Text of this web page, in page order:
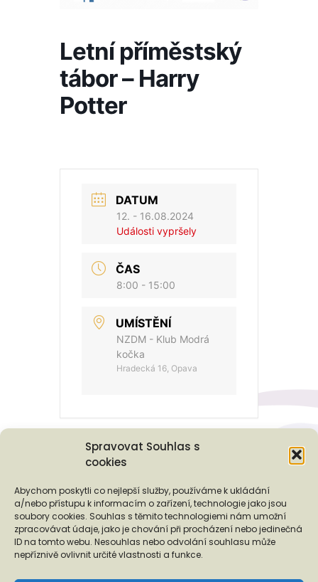
Spravovat Souhlas s
cookies
Abychom poskytli co nejlepší služby, používáme k ukládání
a/nebo přístupu k informacím o zařízení, technologie jako jsou
soubory cookies. Souhlas s těmito technologiemi nám umožní
zpracovávat údaje, jako je chování při procházení nebo jedinečná
ID na tomto webu. Nesouhlas nebo odvolání souhlasu může
nepříznivě ovlivnit určité vlastnosti a funkce.
Letní příměstský
tábor – Harry
Potter
DATUM
12. - 16.08.2024
Události vypršely
ČAS
8:00 - 15:00
UMÍSTĚNÍ
NZDM - Klub Modrá
kočka
Hradecká 16, Opava
Podporují nás...
❬ ❭